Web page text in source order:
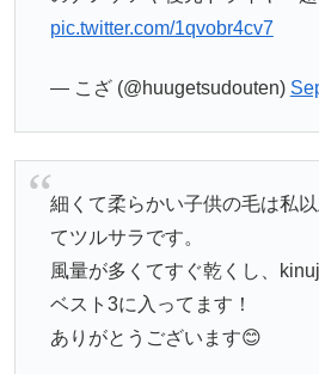
pic.twitter.com/1qvobr4cv7
— こざ (@huugetsudouten)
細くて柔らかい子供の毛は私
てツルサラです。
風量が多くてすぐ乾くし、
ベスト3に入ってます！
ありがとうございます😊